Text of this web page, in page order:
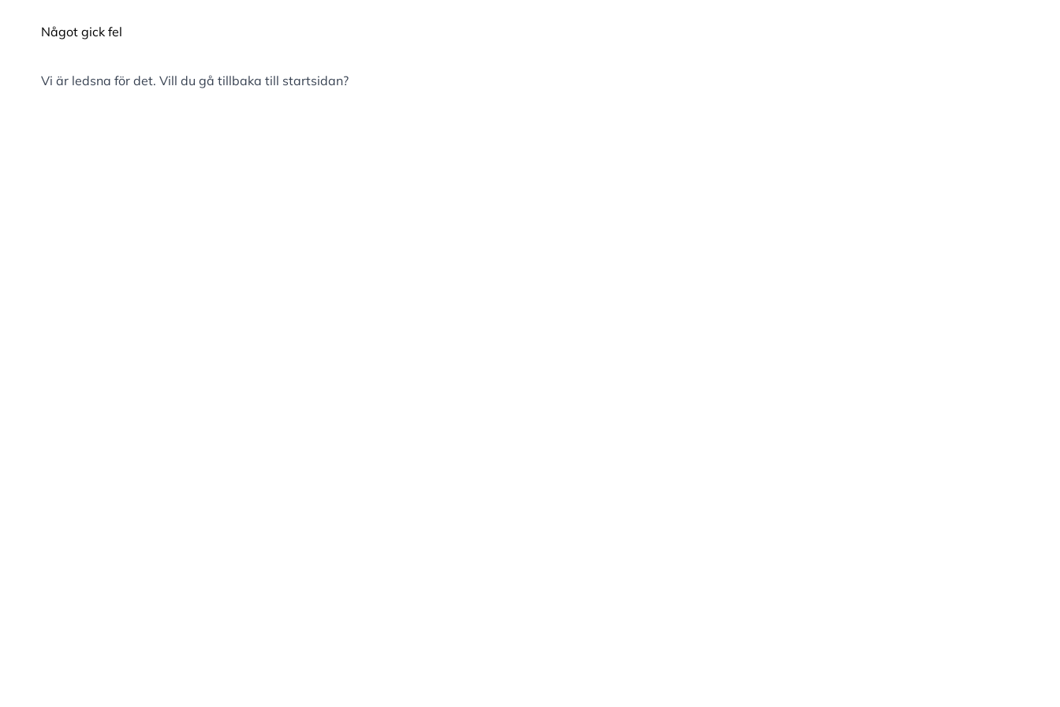
Något gick fel
Vi är ledsna för det. Vill du gå tillbaka till startsidan?